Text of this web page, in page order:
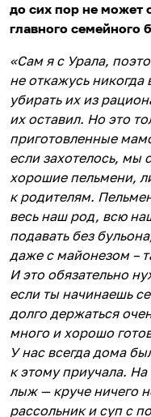
до сих пор не может
главного семейного
«Сам я с Урала,
не откажусь
убирать их из
их оставил. Но это
приготовленные
если захотелось, мы
хорошие пельмени,
к родителям.
весь наш род, всю
подавать без
даже с майонезом –
И это обязательно
если ты начинаешь
долго держаться
много и хорошо
У нас всегда дома
к этому приучала.
лыж — круче ничего
рассольник и суп с